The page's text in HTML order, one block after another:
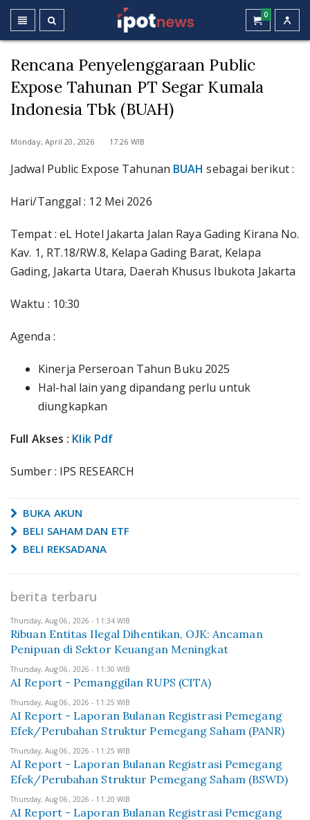
0
Rencana Penyelenggaraan Public
Expose Tahunan PT Segar Kumala
Indonesia Tbk (BUAH)
Monday, April 20, 2026 17:26 WIB
Jadwal Public Expose Tahunan BUAH sebagai berikut :
Hari/Tanggal : 12 Mei 2026
Tempat : eL Hotel Jakarta Jalan Raya Gading Kirana No.
Kav. 1, RT.18/RW.8, Kelapa Gading Barat, Kelapa
Gading, Jakarta Utara, Daerah Khusus Ibukota Jakarta
Waktu : 10:30
Agenda :
Kinerja Perseroan Tahun Buku 2025
Hal-hal lain yang dipandang perlu untuk
diungkapkan
Full Akses : Klik Pdf
Sumber : IPS RESEARCH
BUKA AKUN
BELI SAHAM DAN ETF
BELI REKSADANA
berita terbaru
Thursday, Aug 06, 2026 - 11:34 WIB
Ribuan Entitas Ilegal Dihentikan, OJK: Ancaman
Penipuan di Sektor Keuangan Meningkat
Thursday, Aug 06, 2026 - 11:30 WIB
AI Report - Pemanggilan RUPS (CITA)
Thursday, Aug 06, 2026 - 11:25 WIB
AI Report - Laporan Bulanan Registrasi Pemegang
Efek/Perubahan Struktur Pemegang Saham (PANR)
Thursday, Aug 06, 2026 - 11:25 WIB
AI Report - Laporan Bulanan Registrasi Pemegang
Efek/Perubahan Struktur Pemegang Saham (BSWD)
Thursday, Aug 06, 2026 - 11:20 WIB
AI Report - Laporan Bulanan Registrasi Pemegang